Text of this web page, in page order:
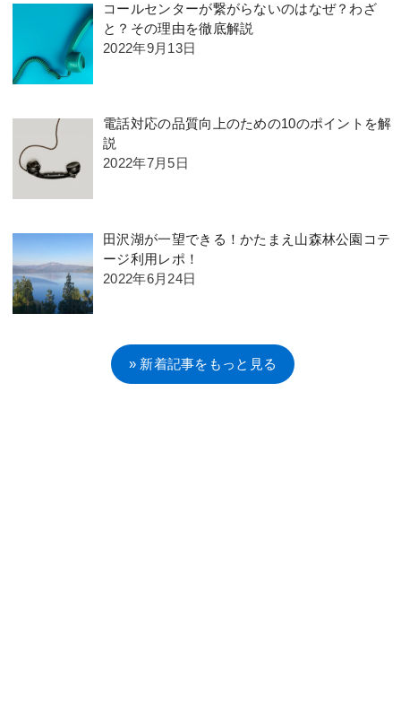
コールセンターが繋がらないのはなぜ？わざ
と？その理由を徹底解説
2022年9月13日
電話対応の品質向上のための10のポイントを解
説
2022年7月5日
田沢湖が一望できる！かたまえ山森林公園コテ
ージ利用レポ！
2022年6月24日
» 新着記事をもっと見る